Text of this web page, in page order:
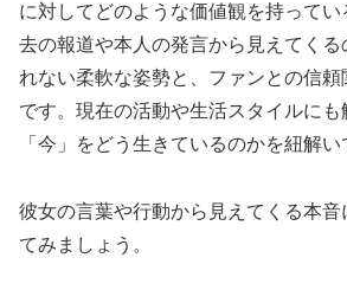
に対してどのような価値観を持って
去の報道や本人の発言から見えてく
れない柔軟な姿勢と、ファンとの信
です。現在の活動や生活スタイルに
「今」をどう生きているのかを紐解い
彼女の言葉や行動から見えてくる本
てみましょう。